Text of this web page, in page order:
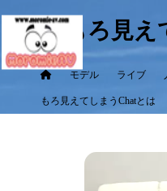
もろ見え
モデル ライブ
もろ見えてしまうChatとは